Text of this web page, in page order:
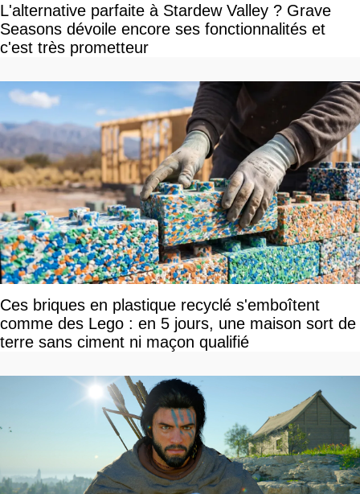
L'alternative parfaite à Stardew Valley ? Grave
Seasons dévoile encore ses fonctionnalités et
c'est très prometteur
Ces briques en plastique recyclé s'emboîtent
comme des Lego : en 5 jours, une maison sort de
terre sans ciment ni maçon qualifié